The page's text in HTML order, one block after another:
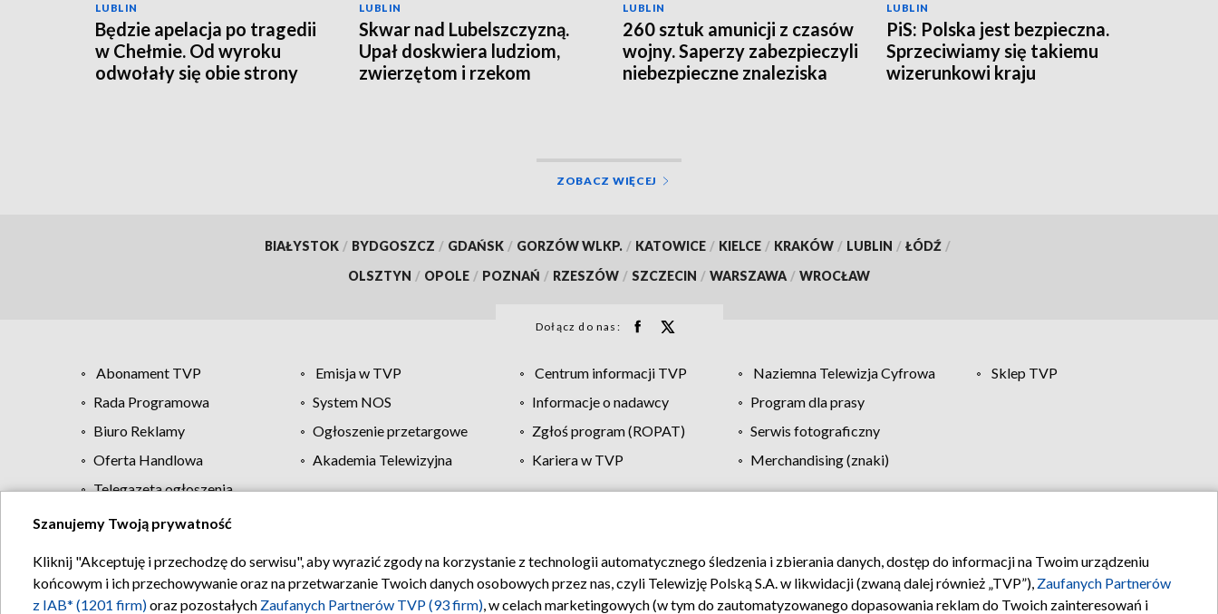
LUBLIN
Będzie apelacja po tragedii
w Chełmie. Od wyroku
odwołały się obie strony
LUBLIN
Skwar nad Lubelszczyzną.
Upał doskwiera ludziom,
zwierzętom i rzekom
LUBLIN
260 sztuk amunicji z czasów
wojny. Saperzy zabezpieczyli
niebezpieczne znaleziska
LUBLIN
PiS: Polska jest bezpieczna.
Sprzeciwiamy się takiemu
wizerunkowi kraju
ZOBACZ WIĘCEJ
BIAŁYSTOK / BYDGOSZCZ / GDAŃSK / GORZÓW WLKP. / KATOWICE / KIELCE / KRAKÓW / LUBLIN / ŁÓDŹ /
OLSZTYN / OPOLE / POZNAŃ / RZESZÓW / SZCZECIN / WARSZAWA / WROCŁAW
Dołącz do nas:
Abonament TVP Emisja w TVP Centrum informacji TVP Naziemna Telewizja Cyfrowa
Sklep TVP
Rada Programowa
System NOS Informacje o nadawcy
Program dla prasy
Biuro Reklamy
Ogłoszenie przetargowe Zgłoś program (ROPAT)
Serwis fotograficzny
Oferta Handlowa
Akademia Telewizyjna Kariera w TVP
Merchandising (znaki)
Telegazeta ogłoszenia
Regulamin TVP Polityka prywatności Moje zgody Pomoc Biuro reklamy Kontakt
Szanujemy Twoją prywatność
Kliknij "Akceptuję i przechodzę do serwisu", aby wyrazić zgody na korzystanie z technologii automatycznego śledzenia i zbierania danych, dostęp do informacji na Twoim urządzeniu
końcowym i ich przechowywanie oraz na przetwarzanie Twoich danych osobowych przez nas, czyli Telewizję Polską S.A. w likwidacji (zwaną dalej również „TVP”), Zaufanych Partnerów
z IAB* (1201 firm)oraz pozostałych Zaufanych Partnerów TVP (93 firm), w celach marketingowych (w tym do zautomatyzowanego dopasowania reklam do Twoich zainteresowań i